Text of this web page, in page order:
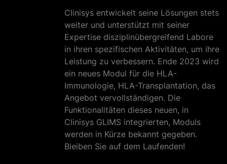
Clinisys entwickelt seine Lösungen stets
weiter und unterstützt mit seiner
Expertise disziplinübergreifend Labore
in ihren spezifischen Aktivitäten, um ihre
Leistung zu verbessern. Ende 2023 wird
ein neues Modul für die HLA-
Immunologie, HLA-Transplantation, das
Angebot vervollständigen. Die
Funktionalitäten dieses neuen, in
Clinisys GLIMS integrierten, Moduls
werden in Kürze bekannt gegeben.
Bleiben Sie auf dem Laufenden!